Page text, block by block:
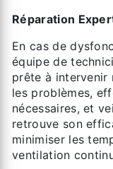
Réparation
En cas de
équipe de
prête à intervenir
les problèmes,
nécessaires, et
retrouve son
minimiser les
ventilation